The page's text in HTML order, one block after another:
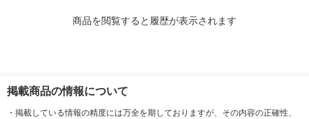
商品を閲覧すると履歴が表示されます
掲載商品の情報について
・ 掲載している情報の精度には万全を期しておりますが、その内容の正確性、